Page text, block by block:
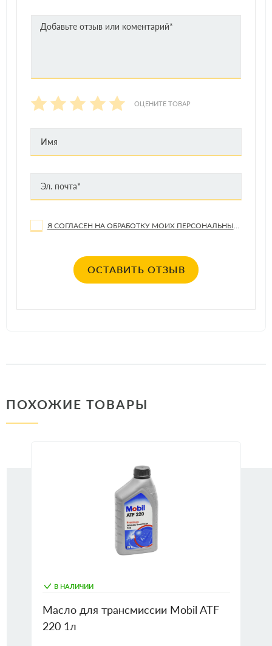
ОЦЕНИТЕ ТОВАР
ОСТАВИТЬ ОТЗЫВ
ПОХОЖИЕ ТОВАРЫ
В НАЛИЧИИ
Масло для трансмиссии Mobil ATF
220 1л